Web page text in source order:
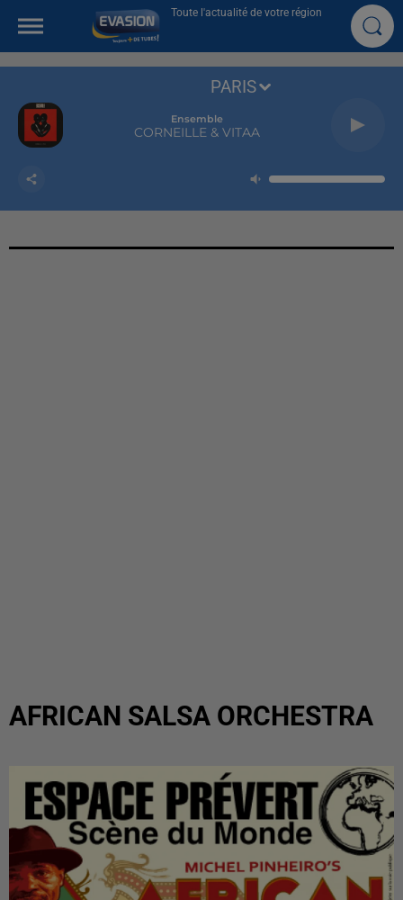
Toute l'actualité de votre région
Ensemble
CORNEILLE & VITAA
PARIS
AFRICAN SALSA ORCHESTRA